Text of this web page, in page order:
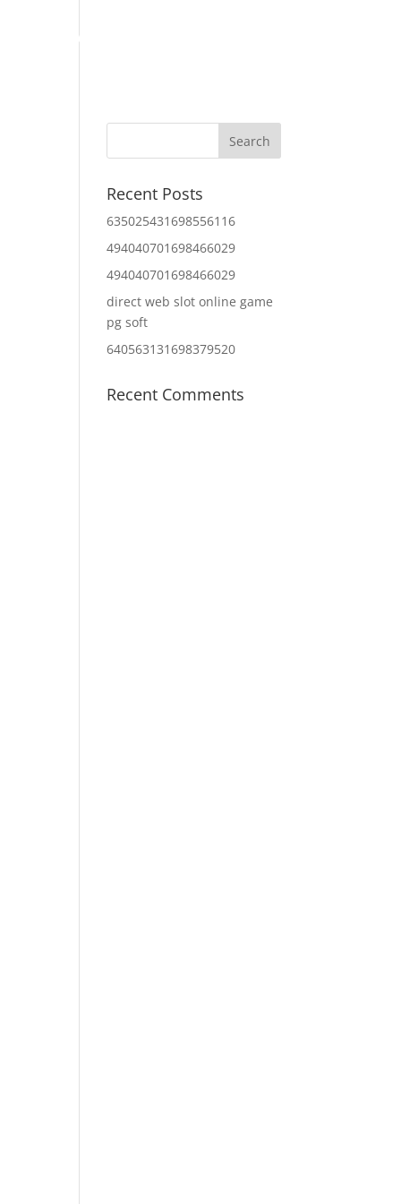
About Us
Recent Posts
635025431698556116
494040701698466029
494040701698466029
direct web slot online game
pg soft
640563131698379520
Recent Comments